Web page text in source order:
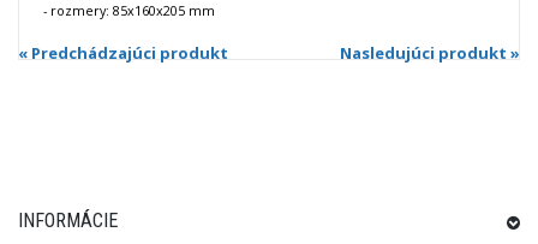
- rozmery: 85x160x205 mm
« Predchádzajúci produkt Nasledujúci produkt »
INFORMÁCIE